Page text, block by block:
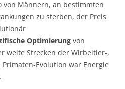
von Männern, an bestimmten
zu sterben, der Preis
Optimierung von
weite Strecken der Wirbeltier-,
Evolution war Energie